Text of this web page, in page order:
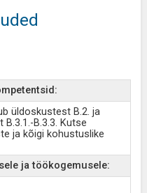
üldoskustest B.2. ja
B.3.3. Kutse
ja kõigi kohustuslike
ja töökogemusele: